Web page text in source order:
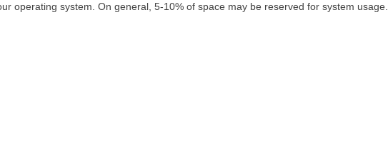
operating system. On general, 5-10% of space may be reserved for system usage.